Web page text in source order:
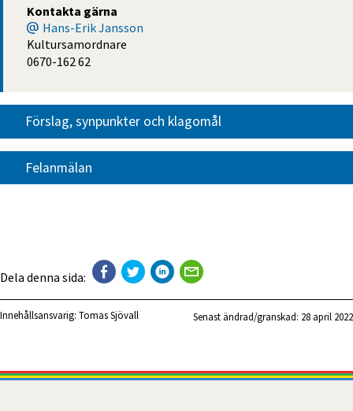
Kontakta gärna
Hans-Erik Jansson
Kultursamordnare
0670-162 62
Förslag, synpunkter och klagomål
Felanmälan
Dela denna sida:
Innehållsansvarig: Tomas Sjövall Senast ändrad/granskad: 28 april 2022